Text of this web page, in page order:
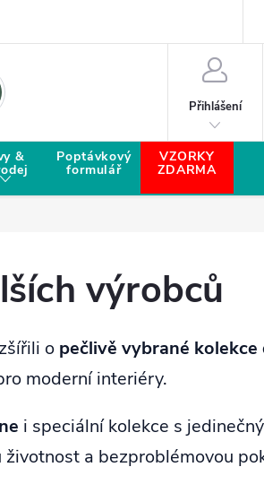
Přihlášení
& Poptávkový
formulář
VZORKY
ZDARMA
výrobců
o pečlivě vybrané kolekce
moderní interiéry.
i speciální kolekce s
a bezproblémovou